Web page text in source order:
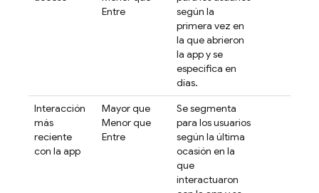
Entre
según la
primera vez en
la que abrieron
la app y se
especifica en
días.
Interacción
más
reciente
con la app
Mayor que
Menor que
Entre
Se segmenta
para los usuarios
según la última
ocasión en la
que
interactuaron